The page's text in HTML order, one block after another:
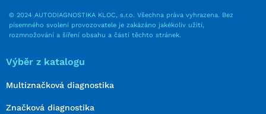
© 2024 AUTODIAGNOSTIKA KLOC, s.r.o. Všechna práva vyhrazena. Bez
písemného svolení provozovatele je zakázáno jakékoliv užití,
rozmnožování a šíření obsahu a částí těchto stránek.
Výběr z katalogu
Multiznačková diagnostika
Značková diagnostika